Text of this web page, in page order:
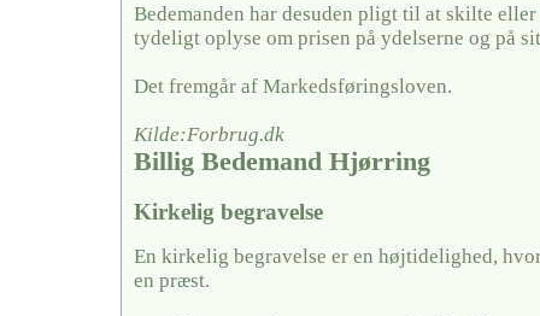
Bedemanden har desuden pligt til at skilte eller
tydeligt oplyse om prisen på ydelserne og på
Det fremgår af Markedsføringsloven.
Kilde:Forbrug.dk
Billig Bedemand Hjørring
Kirkelig begravelse
En kirkelig begravelse er en højtidelighed,
en præst.